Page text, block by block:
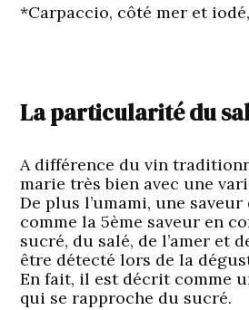
*Carpaccio, côté mer et
La particularité du
A différence du vin
marie très bien avec une
De plus l’umami, une
comme la 5ème saveur en
sucré, du salé, de l’amer et
être détecté lors de la
En fait, il est décrit comme
qui se rapproche du sucré.